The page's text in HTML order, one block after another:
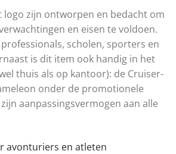
logo zijn ontworpen en bedacht om
en eisen te voldoen.
scholen, sporters en
is dit item ook handig in het
thuis als op kantoor): de Cruiser-
onder de promotionele
aanpassingsvermogen aan alle
avonturiers en atleten